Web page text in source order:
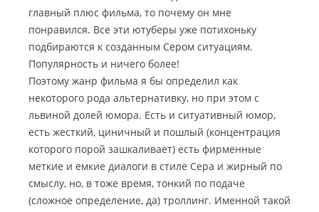
главный плюс фильма, то почему он мне
понравился. Все эти ютуберы уже потихоньку
подбираются к созданным Сером ситуациям.
Популярность и ничего более!
Поэтому жанр фильма я бы определил как
некоторого рода альтернативку, но при этом с
львиной долей юмора. Есть и ситуативный юмор,
есть жесткий, циничный и пошлый (концентрация
которого порой зашкаливает) есть фирменные
меткие и емкие диалоги в стиле Сера и жирный по
смыслу, но, в тоже время, тонкий по подаче
(сложное определение, да) троллинг. Именной такой